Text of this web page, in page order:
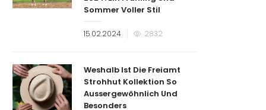
Sommer Voller Stil
Veröffentlicht
15.02.2024 2832
Weshalb Ist Die Freiamt
Strohhut Kollektion So
Aussergewöhnlich Und
Besonders